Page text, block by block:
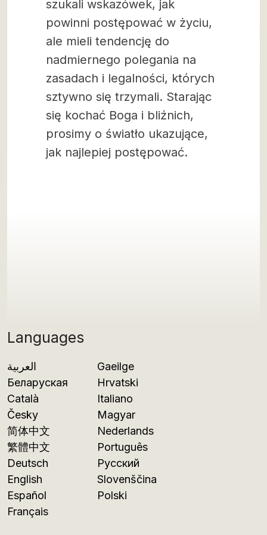
Languages
العربية
Беларуская
Català
Česky
简体中文
繁體中文
Deutsch
English
Español
Français
Gaeilge
Hrvatski
Italiano
Magyar
Nederlands
Português
Русский
Slovenščina
Polski
szukali wskazówek, jak
powinni postępować w życiu,
ale mieli tendencję do
nadmiernego polegania na
zasadach i legalności, których
sztywno się trzymali. Starając
się kochać Boga i bliźnich,
prosimy o światło ukazujące,
jak najlepiej postępować.